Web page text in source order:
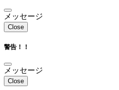
メッセージ
Close
警告！！
メッセージ
Close